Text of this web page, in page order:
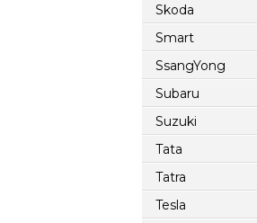
Skoda
Smart
SsangYong
Subaru
Suzuki
Tata
Tatra
Tesla